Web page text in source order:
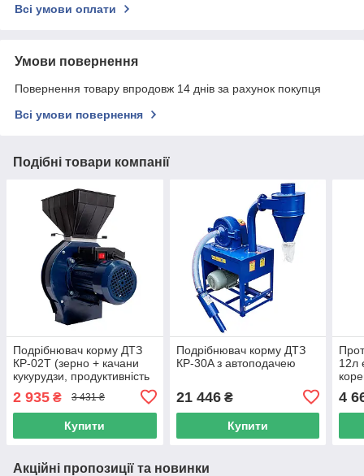
Всі умови оплати
Умови повернення
Повернення товару впродовж 14 днів за рахунок покупця
Всі умови повернення
Подібні товари компанії
Подрібнювач корму ДТЗ
КР-02Т (зерно + качани
кукурудзи, продуктивність
2 935 ₴ 3 431 ₴
Купити
Подрібнювач корму ДТЗ
КР-30A з автоподачею
21 446₴
Купити
12л
4
Акційні пропозиції та новинки